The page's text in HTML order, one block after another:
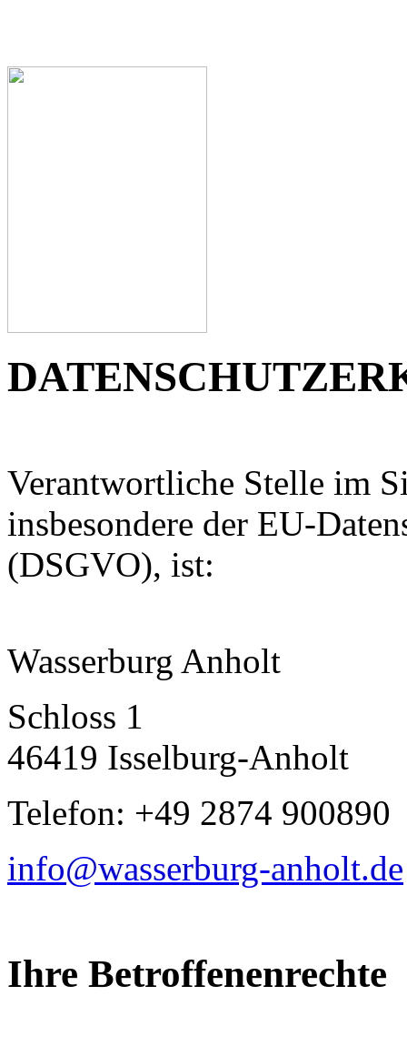
Verantwortliche Stelle im
insbesondere der EU-
(DSGVO), ist:
Wasserburg Anholt
Schloss 1
46419 Isselburg-Anholt
Telefon: +49 2874 900890
info@wasserburg-anholt.de
Ihre Betroffenenrechte